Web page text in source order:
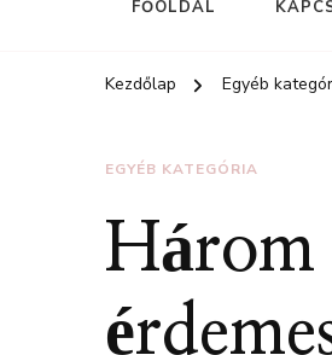
FŐOLDAL
Kezdőlap Egyéb
EGYÉB KATEGÓRIA
Három